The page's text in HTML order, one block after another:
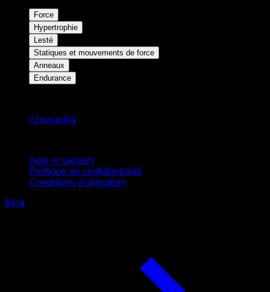
Force
Hypertrophie
Lesté
Statiques et mouvements de force
Anneaux
Endurance
Changelog
Aide et support
Politique de confidentialité
Conditions d'utilisation
Blog